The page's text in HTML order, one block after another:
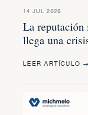
14 JUL 2026
La reputación
llega una
LEER ARTÍCULO →